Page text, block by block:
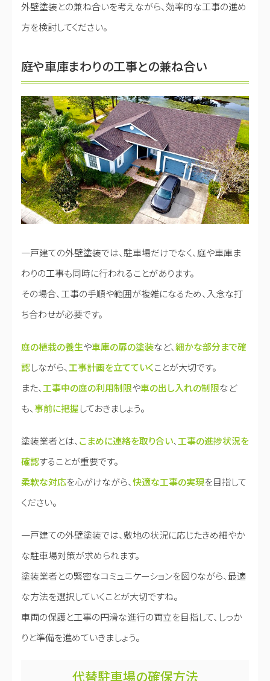
外壁塗装との兼ね合いを考えながら、効率的な工事の進め
方を検討してください。
庭や車庫まわりの工事との兼ね合い
一戸建ての外壁塗装では、駐車場だけでなく、庭や車庫ま
わりの工事も同時に行われることがあります。
その場合、工事の手順や範囲が複雑になるため、入念な打
ち合わせが必要です。
庭の植栽の養生や車庫の扉の塗装など、細かな部分まで確
認しながら、工事計画を立てていくことが大切です。
また、工事中の庭の利用制限や車の出し入れの制限など
も、事前に把握しておきましょう。
塗装業者とは、こまめに連絡を取り合い、工事の進捗状況を
確認することが重要です。
柔軟な対応を心がけながら、快適な工事の実現を目指して
ください。
一戸建ての外壁塗装では、敷地の状況に応じたきめ細やか
な駐車場対策が求められます。
塗装業者との緊密なコミュニケーションを図りながら、最適
な方法を選択していくことが大切ですね。
車両の保護と工事の円滑な進行の両立を目指して、しっか
りと準備を進めていきましょう。
代替駐車場の確保方法